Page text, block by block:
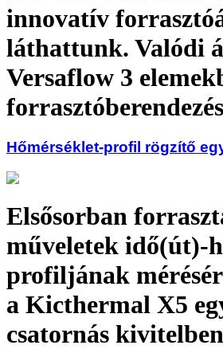
innovatív
láthattunk. Valódi
Versaflow 3
forrasztóberendezés
Hőmérséklet-profil rögzítő
Elsősorban
műveletek idő(út)-
profiljának
a Kicthermal X5
csatornás